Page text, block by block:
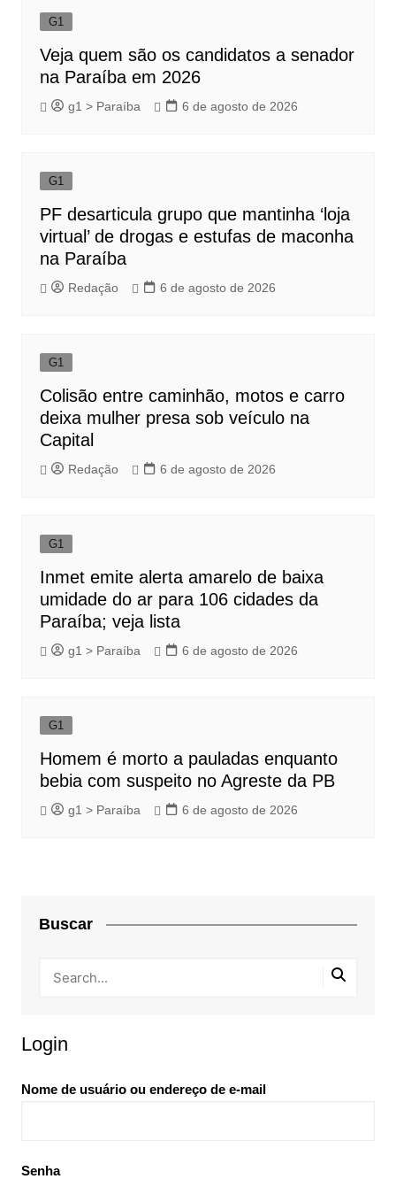
G1
Veja quem são os candidatos a senador
na Paraíba em 2026
g1 > Paraíba 6 de agosto de 2026
G1
PF desarticula grupo que mantinha ‘loja
virtual’ de drogas e estufas de maconha
na Paraíba
Redação 6 de agosto de 2026
G1
Colisão entre caminhão, motos e carro
deixa mulher presa sob veículo na
Capital
Redação 6 de agosto de 2026
G1
Inmet emite alerta amarelo de baixa
umidade do ar para 106 cidades da
Paraíba; veja lista
g1 > Paraíba 6 de agosto de 2026
G1
Homem é morto a pauladas enquanto
bebia com suspeito no Agreste da PB
g1 > Paraíba 6 de agosto de 2026
Buscar
Login
Nome de usuário ou endereço de e-mail
Senha